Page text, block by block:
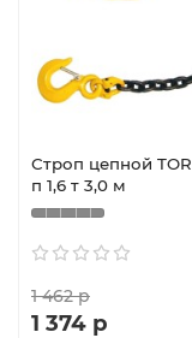
Строп цепной
п 1,6 т 3,0 м
1 462 р
1 374 р